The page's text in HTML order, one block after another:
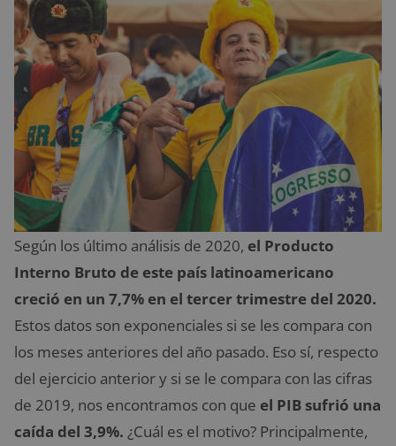
Según los último análisis de 2020, el Producto
Interno Bruto de este país latinoamericano
creció en un 7,7% en el tercer trimestre del 2020.
Estos datos son exponenciales si se les compara con
los meses anteriores del año pasado. Eso sí, respecto
del ejercicio anterior y si se le compara con las cifras
de 2019, nos encontramos con que el PIB sufrió una
caída del 3,9%. ¿Cuál es el motivo? Principalmente,